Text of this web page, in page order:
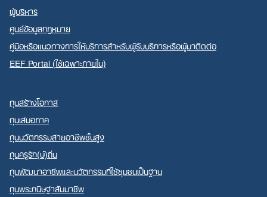
ผู้บริหาร
ศูนย์ข้อมูลกฎหมาย
คู่มือหรือแนวทางการให้บริการสำหรับผู้รับบริการหรือผู้มาติดต่อ
EEF Portal (ใช้เฉพาะภายใน)
ทุนสร้างโอกาส
ทุนเสมอภาค
ทุนนวัตกรรมสายอาชีพชั้นสูง
ทุนครูรัก(ษ์)ถิ่น
ทุนพัฒนาอาชีพและนวัตกรรมที่ใช้ชุมชนเป็นฐาน
ทุนพระกนิษฐาสัมมาชีพ